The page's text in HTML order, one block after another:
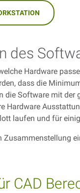
des
Hardware
dass die
Software mit der
Hardware
laufen und für
Zusammenstellung
CAD